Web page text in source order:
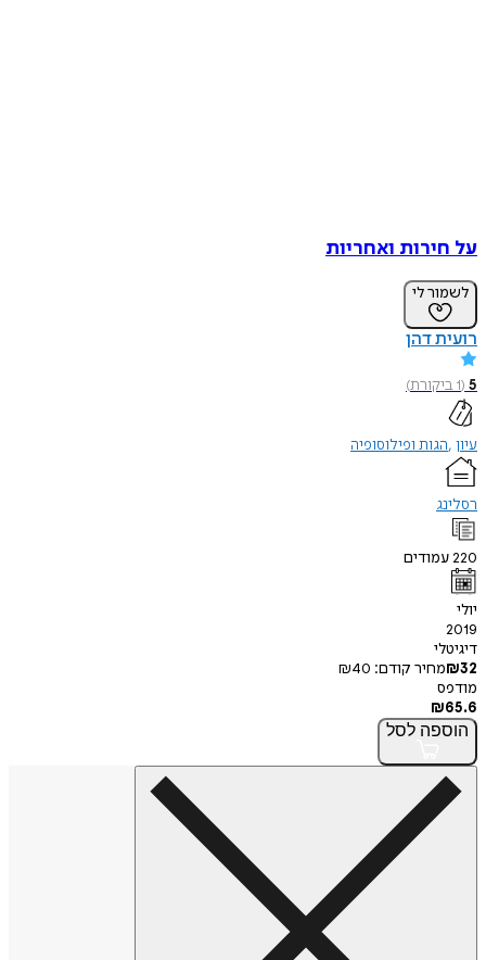
על חירות ואחריות
לשמור לי
רועית דהן
5
(
1ביקורת)
עיון הגות ופילוסופיה
רסלינג
220עמודים
יולי
2019
דיגיטלי
₪32 מחיר קודם: ₪40
מודפס
₪65.6
הוספה לסל